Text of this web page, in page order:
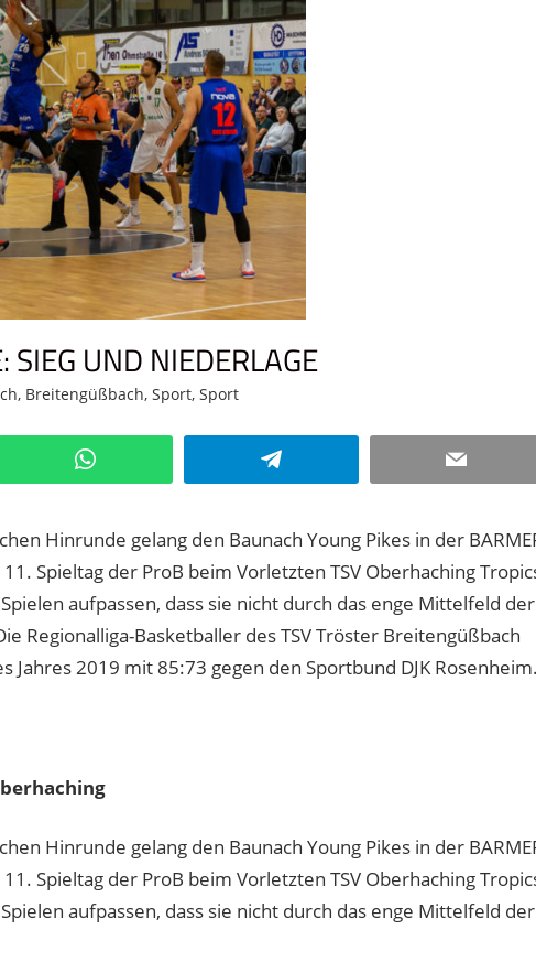
UND NIEDERLAGE
, Breitengüßbach,Sport,Sport
WhatsApp Telegram Email
Hinrunde gelang den Baunach Young Pikes in der
Spieltag der ProB beim Vorletzten TSV Oberhaching
aufpassen, dass sie nicht durch das enge Mittelfeld der
Regionalliga-Basketballer des TSV Tröster Breitengüßbach
Jahres 2019 mit 85:73 gegen den Sportbund DJK
Hinrunde gelang den Baunach Young Pikes in der
Spieltag der ProB beim Vorletzten TSV Oberhaching
aufpassen, dass sie nicht durch das enge Mittelfeld der